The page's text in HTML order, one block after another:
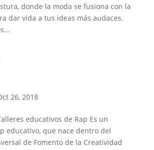
donde la moda se fusiona con la
dar vida a tus ideas más audaces.
26, 2018
educativos de Rap Es un
educativo, que nace dentro del
de Fomento de la Creatividad